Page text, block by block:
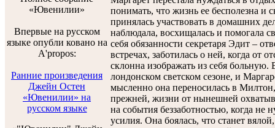
«Ювенилии»
Впервые на русском
языке опубли ковано на
A'propos:
Ранние произведения
Джейн Остен
«Ювенилии» на
русском языке
понимать, что жизнь ее бесполезна и
принялась участвовать в домашних
наблюдала, восхищалась и помогала
себя обязанности секретаря Эдит –
встречах, заботилась о ней, когда от
склонна изображать из себя
лондонском светском сезоне, и
мысленно она переносилась в
прежней, жизни от нынешней
на события беззаботностью, когда не
усилия. Она боялась, что станет